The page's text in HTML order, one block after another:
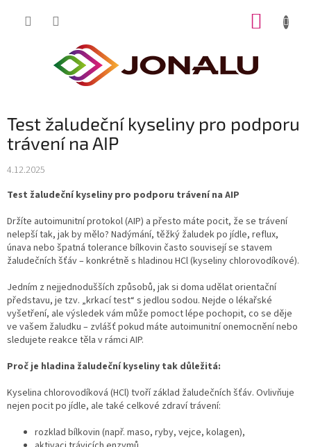
Test žaludeční kyseliny pro podporu
trávení na AIP
4.12.2025
Test žaludeční kyseliny pro podporu trávení na AIP
Držíte autoimunitní protokol (AIP) a přesto máte pocit, že se trávení
nelepší tak, jak by mělo? Nadýmání, těžký žaludek po jídle, reflux,
únava nebo špatná tolerance bílkovin často souvisejí se stavem
žaludečních šťáv – konkrétně s hladinou HCl (kyseliny chlorovodíkové).
Jedním z nejjednodušších způsobů, jak si doma udělat orientační
představu, je tzv. „krkací test“ s jedlou sodou. Nejde o lékařské
vyšetření, ale výsledek vám může pomoct lépe pochopit, co se děje
ve vašem žaludku – zvlášť pokud máte autoimunitní onemocnění nebo
sledujete reakce těla v rámci AIP.
Proč je hladina žaludeční kyseliny tak důležitá:
Kyselina chlorovodíková (HCl) tvoří základ žaludečních šťáv. Ovlivňuje
nejen pocit po jídle, ale také celkové zdraví trávení:
rozklad bílkovin (např. maso, ryby, vejce, kolagen),